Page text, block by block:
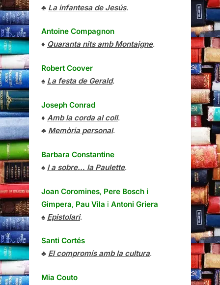
♣ La infantesa de Jesús.
Antoine Compagnon
♦ Quaranta nits amb Montaigne.
Robert Coover
♠ La festa de Gerald.
Joseph Conrad
♦ Amb la corda al coll.
♣ Memòria personal.
Barbara Constantine
♠ I a sobre… la Paulette.
Joan Coromines, Pere Bosch i
Gimpera, Pau Vila i Antoni Griera
♠ Epistolari.
Santi Cortés
♣ El compromís amb la cultura.
Mia Couto